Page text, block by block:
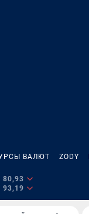
ВАЛЮТ ZODY
80,93
93,19